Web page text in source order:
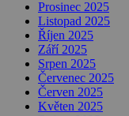
Prosinec 2025
Listopad 2025
Říjen 2025
Září 2025
Srpen 2025
Červenec 2025
Červen 2025
Květen 2025